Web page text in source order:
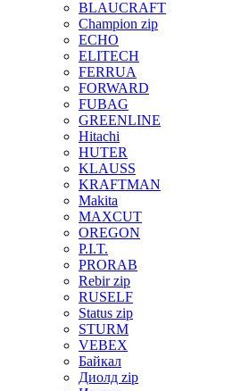
BLAUCRAFT
Champion zip
ECHO
ELITECH
FERRUA
FORWARD
FUBAG
GREENLINE
Hitachi
HUTER
KLAUSS
KRAFTMAN
Makita
MAXCUT
OREGON
P.I.T.
PRORAB
Rebir zip
RUSELF
Status zip
STURM
VEBEX
Байкал
Диолд zip